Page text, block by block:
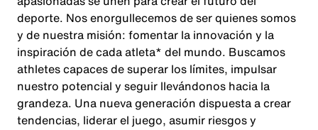
deporte. Nos enorgullecemos de ser quienes somos
y de nuestra misión: fomentar la innovación y la
inspiración de cada atleta* del mundo. Buscamos
athletes capaces de superar los límites, impulsar
nuestro potencial y seguir llevándonos hacia la
grandeza. Una nueva generación dispuesta a crear
tendencias, liderar el juego, asumir riesgos y